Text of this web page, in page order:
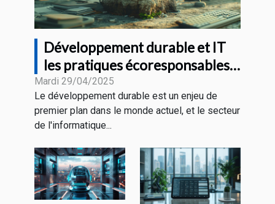
Développement durable et IT
les pratiques écoresponsables
en entreprise
Mardi 29/04/2025
Le développement durable est un enjeu de
premier plan dans le monde actuel, et le secteur
de l'informatique...